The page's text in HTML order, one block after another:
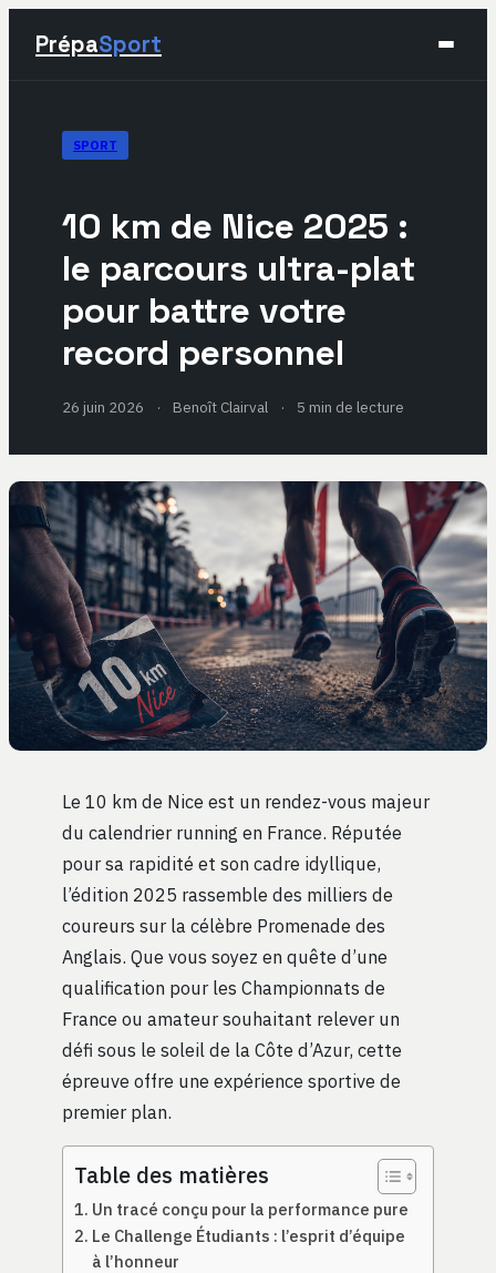
PrépaSport
Sport
Développement Personnel
Lifestyle
SPORT
10 km de Nice 2025 :
le parcours ultra-plat
pour battre votre
record personnel
26 juin 2026 · Benoît Clairval · 5 min de lecture
Le 10 km de Nice est un rendez-vous majeur
du calendrier running en France. Réputée
pour sa rapidité et son cadre idyllique,
l’édition 2025 rassemble des milliers de
coureurs sur la célèbre Promenade des
Anglais. Que vous soyez en quête d’une
qualification pour les Championnats de
France ou amateur souhaitant relever un
défi sous le soleil de la Côte d’Azur, cette
épreuve offre une expérience sportive de
premier plan.
Table des matières
Un tracé conçu pour la performance pure
Le Challenge Étudiants : l’esprit d’équipe
à l’honneur